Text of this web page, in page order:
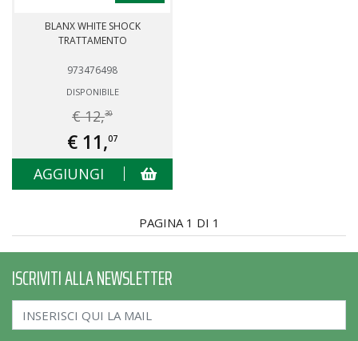
BLANX WHITE SHOCK
TRATTAMENTO
973476498
DISPONIBILE
€ 12,30
€ 11,07
AGGIUNGI
PAGINA 1 DI 1
ISCRIVITI ALLA NEWSLETTER